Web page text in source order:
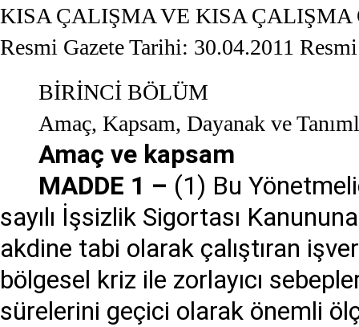
KISA ÇALIŞMA VE KISA
Resmi Gazete Tarihi: 30.04.2011 Resmi
BİRİNCİ BÖLÜM
Amaç, Kapsam, Dayanak ve
Amaç ve kapsam
MADDE 1 – (1) Bu
sayılı İşsizlik Sigortası
akdine tabi olarak çalıştıran
bölgesel kriz ile zorlayıcı
sürelerini geçici olarak önemli